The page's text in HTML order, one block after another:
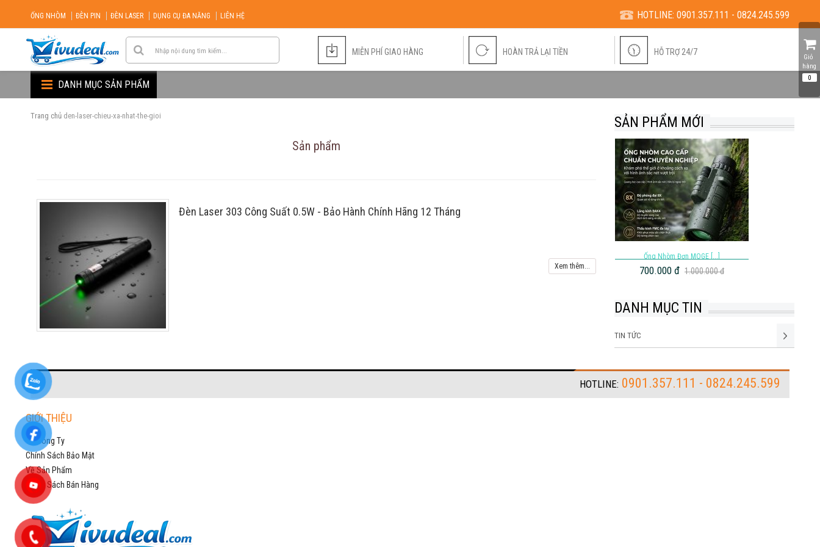
ỐNG NHÒM ĐÈN PIN ĐÈN LASER DỤNG CỤ ĐA NĂNG LIÊN HỆ HOTLINE: 0901.357.111 - 0824.245.599
MIỄN PHÍ GIAO HÀNG HOÀN TRẢ LẠI TIỀN HỖ TRỢ 24/7
DANH MỤC SẢN PHẨM
Trang chủ den-laser-chieu-xa-nhat-the-gioi
Sản phẩm
Đèn Laser 303 Công Suất 0.5W - Bảo Hành Chính Hãng 12 Tháng
Xem thêm...
SẢN PHẨM MỚI
Ống Nhòm Đơn MOGE [...]
700.000 đ 1.000.000 đ
DANH MỤC TIN
TIN TỨC
HOTLINE: 0901.357.111 - 0824.245.599
GIỚI THIỆU
Về Công Ty
Chính Sách Bảo Mật
Về Sản Phẩm
Chính Sách Bán Hàng
Giỏ
hàng
0